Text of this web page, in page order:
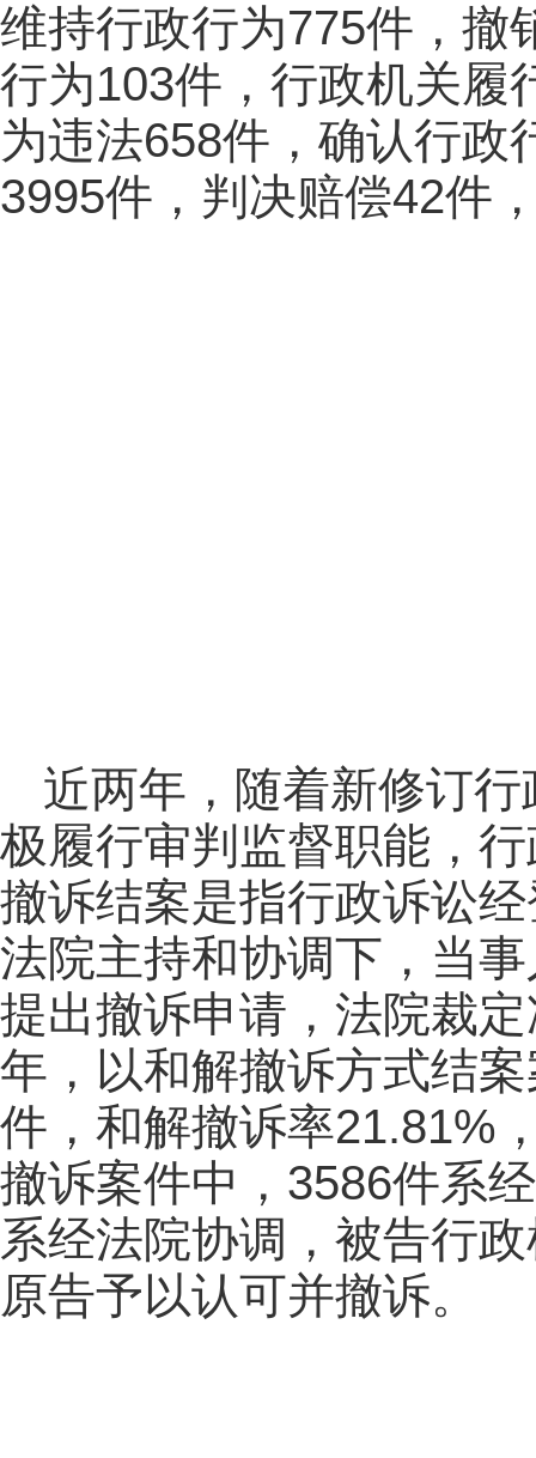
维持行政行为775件，撤
行为103件，行政机关履
为违法658件，确认行政
3995件，判决赔偿42件
近两年，随着新修订
极履行审判监督职能，
撤诉结案是指行政诉讼
法院主持和协调下，当
提出撤诉申请，法院裁
年，以和解撤诉方式结
件，和解撤诉率21.81%
撤诉案件中，3586件系
系经法院协调，被告行
原告予以认可并撤诉。